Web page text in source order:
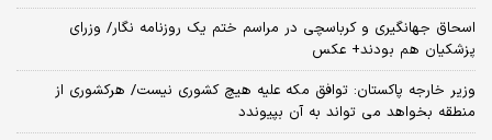
اسحاق جهانگیری و کرباسچی در مراسم ختم یک روزنامه نگار/ وزرای
پزشکیان هم بودند+ عکس
وزیر خارجه پاکستان: توافق مکه علیه هیچ کشوری نیست/ هرکشوری از
منطقه بخواهد می تواند به آن بپیوندد